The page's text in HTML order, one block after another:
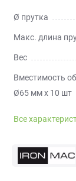
Ø прутка
Макс. длина
Вес
Вместимость
Ø65 мм х 10 шт
Все